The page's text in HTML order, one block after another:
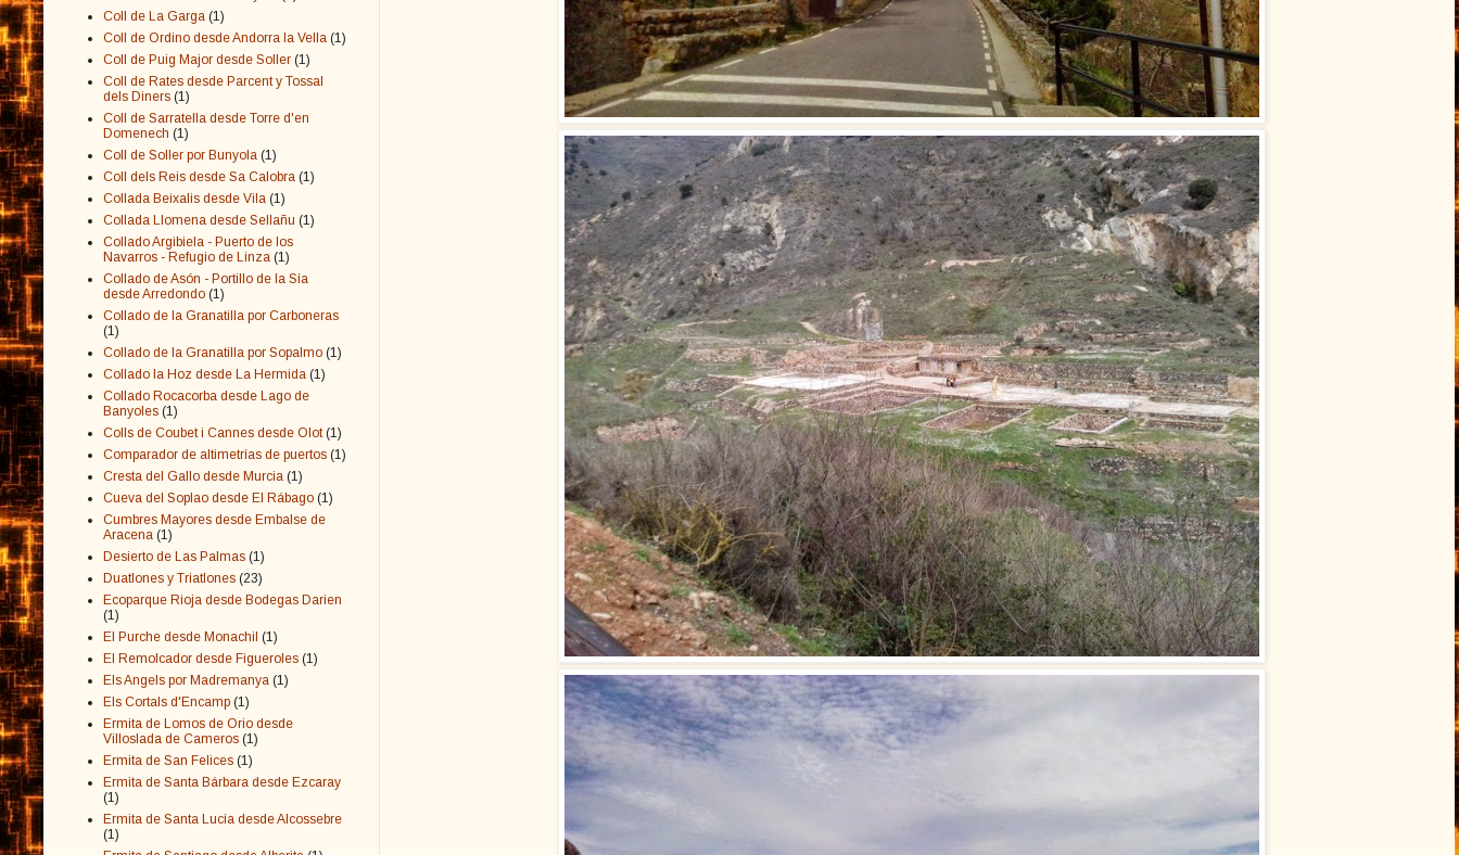
Coll de La Garga (1)
Coll de Ordino desde Andorra la Vella (1)
Coll de Puig Major desde Soller (1)
Coll de Rates desde Parcent y Tossal
dels Diners (1)
Coll de Sarratella desde Torre d'en
Domenech (1)
Coll de Soller por Bunyola (1)
Coll dels Reis desde Sa Calobra (1)
Collada Beixalis desde Vila (1)
Collada Llomena desde Sellañu (1)
Collado Argibiela - Puerto de los
Navarros - Refugio de Linza (1)
Collado de Asón - Portillo de la Sía
desde Arredondo (1)
Collado de la Granatilla por Carboneras
(1)
Collado de la Granatilla por Sopalmo (1)
Collado la Hoz desde La Hermida (1)
Collado Rocacorba desde Lago de
Banyoles (1)
Colls de Coubet i Cannes desde Olot (1)
Comparador de altimetrías de puertos (1)
Cresta del Gallo desde Murcia (1)
Cueva del Soplao desde El Rábago (1)
Cumbres Mayores desde Embalse de
Aracena (1)
Desierto de Las Palmas (1)
Duatlones y Triatlones (23)
Ecoparque Rioja desde Bodegas Darien
(1)
El Purche desde Monachil (1)
El Remolcador desde Figueroles (1)
Els Angels por Madremanya (1)
Els Cortals d'Encamp (1)
Ermita de Lomos de Orio desde
Villoslada de Cameros (1)
Ermita de San Felices (1)
Ermita de Santa Bárbara desde Ezcaray
(1)
Ermita de Santa Lucía desde Alcossebre
(1)